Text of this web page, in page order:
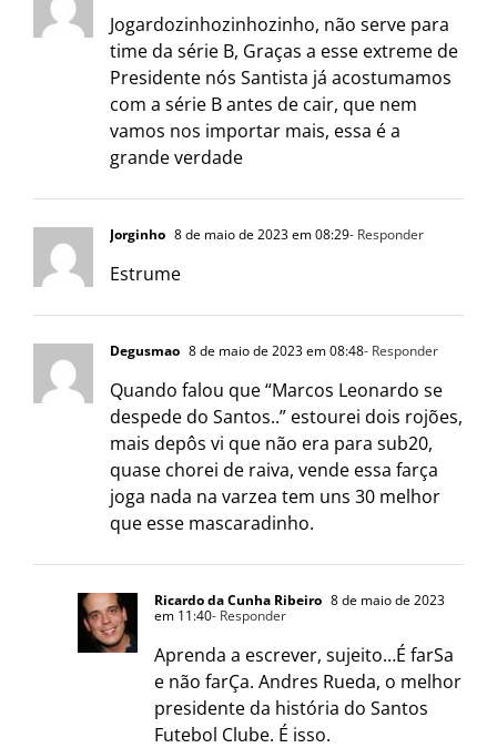
Jogardozinhozinhozinho, não serve para
time da série B, Graças a esse extreme de
Presidente nós Santista já acostumamos
com a série B antes de cair, que nem
vamos nos importar mais, essa é a
grande verdade
Jorginho 8 de maio de 2023 em 08:29- Responder
Estrume
Degusmao 8 de maio de 2023 em 08:48- Responder
Quando falou que “Marcos Leonardo se
despede do Santos..” estourei dois rojões,
mais depôs vi que não era para sub20,
quase chorei de raiva, vende essa farça
joga nada na varzea tem uns 30 melhor
que esse mascaradinho.
Ricardo da Cunha Ribeiro 8 de maio de 2023
em 11:40- Responder
Aprenda a escrever, sujeito…É farSa
e não farÇa. Andres Rueda, o melhor
presidente da história do Santos
Futebol Clube. É isso.